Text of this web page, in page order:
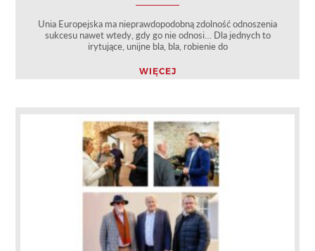
Unia Europejska ma nieprawdopodobną zdolność odnoszenia
sukcesu nawet wtedy, gdy go nie odnosi… Dla jednych to
irytujące, unijne bla, bla, robienie do
WIĘCEJ